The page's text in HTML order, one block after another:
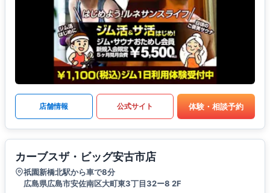
店舗情報 公式サイト 体験・相談予約
カーブスザ・ビッグ安古市店
祇園新橋北駅から車で8分
広島県広島市安佐南区大町東3丁目32ー8 2F